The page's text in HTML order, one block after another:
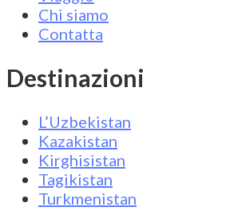
Chi siamo
Contatta
Destinazioni
L’Uzbekistan
Kazakistan
Kirghisistan
Tagikistan
Turkmenistan